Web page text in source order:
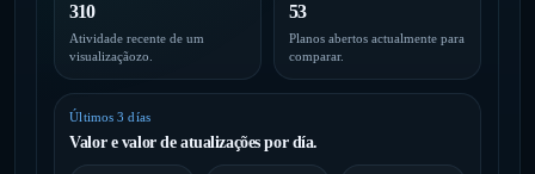
310
Atividade recente de um
visualizaçãozo.
53
Planos abertos actualmente para
comparar.
Últimos 3 días
Valor e valor de atualizações por día.